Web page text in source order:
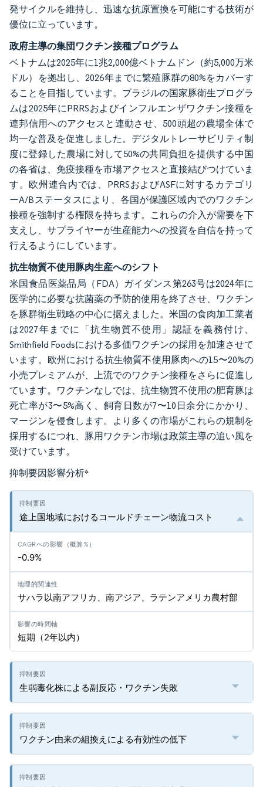
発サイクルを維持し、迅速な抗原置換を可能にする技術が
優位に立っています。
政府主導の集団ワクチン接種プログラム
ベトナムは2025年に1兆2,000億ベトナムドン（約5,000万米
ドル）を拠出し、2026年までに繁殖豚群の80%をカバーす
ることを目指しています。ブラジルの国家豚衛生プログラ
ムは2025年にPRRSおよびインフルエンザワクチン接種を
連邦信用へのアクセスと連動させ、500頭超の農場全体で
均一な普及を促進しました。デジタルトレーサビリティ制
度に登録した農場に対して50%の共同負担を提供する中国
の各省は、免疫接種を市場アクセスと直接結びつけていま
す。欧州連合内では、PRRSおよびASFに対するカテゴリ
ーA/Bステータスにより、各国が保護区域内でのワクチン
接種を強制する権限を持ちます。これらの介入が需要を下
支えし、サプライヤーが生産能力への投資を自信を持って
行えるようにしています。
抗生物質不使用豚肉生産へのシフト
米国食品医薬品局（FDA）ガイダンス第263号は2024年に
医学的に必要な抗菌薬の予防的使用を終了させ、ワクチン
を豚群衛生戦略の中心に据えました。米国の食肉加工業者
は2027年までに「抗生物質不使用」認証を義務付け、
Smithfield Foodsにおける多価ワクチンの採用を加速させて
います。欧州における抗生物質不使用豚肉への15〜20%の
小売プレミアムが、上流でのワクチン接種をさらに促進し
ています。ワクチンなしでは、抗生物質不使用の肥育豚は
死亡率が3〜5%高く、飼育日数が7〜10日余分にかかり、
マージンを侵食します。より多くの市場がこれらの規制を
採用するにつれ、豚用ワクチン市場は政策主導の追い風を
受けています。
抑制要因影響分析*
途上国地域におけるコールドチェーン物流コスト
-0.9%
サハラ以南アフリカ、南アジア、ラテンアメリカ農村部
短期（2年以内）
生弱毒化株による副反応・ワクチン失敗
ワクチン由来の組換えによる有効性の低下